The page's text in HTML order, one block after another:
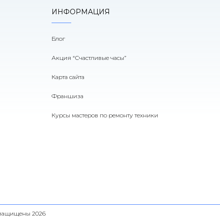
ИНФОРМАЦИЯ
Блог
Акция “Счастливые часы”
Карта сайта
Франшиза
Курсы мастеров по ремонту техники
2026